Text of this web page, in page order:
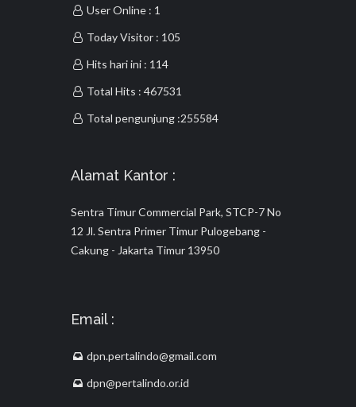
User Online : 1
Today Visitor : 105
Hits hari ini : 114
Total Hits : 467531
Total pengunjung :255584
Alamat Kantor :
Sentra Timur Commercial Park, STCP-7 No
12 Jl. Sentra Primer Timur Pulogebang -
Cakung - Jakarta Timur 13950
Email :
dpn.pertalindo@gmail.com
dpn@pertalindo.or.id